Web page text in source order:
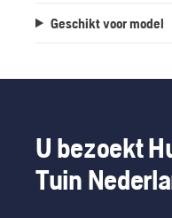
Geschikt voor model
U bezoekt
Tuin